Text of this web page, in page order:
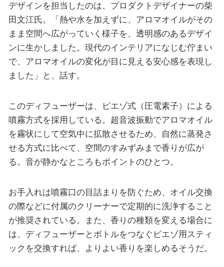
デザインを担当したのは、プロダクトデザイナーの柴
田文江氏。「熱や水を加えずに、アロマオイルがその
まま空間へ広がっていく様子を、透明感のあるデザイ
ンに生かしました。現代のインテリアになじむ佇まい
で、アロマオイルの変化が目に見える安心感を表現し
ました」と、話す。
このディフューザーは、ピエゾ式（圧電素子）による
噴霧方式を採用している。超音波振動でアロマオイル
を霧状にして空気中に拡散させるため、自然に蒸発さ
せる方式に比べて、空間のすみずみまで香りが広が
る。音が静かなところもポイントのひとつ。
お手入れは噴霧口の目詰まりを防ぐため、オイル交換
の際などに付属のクリーナーで定期的に洗浄すること
が推奨されている。また、香りの種類を変える場合に
は、ディフューザーとボトルをつなぐピエゾ用スティ
ックを交換すれば、よりよい香りを楽しめるそうだ。